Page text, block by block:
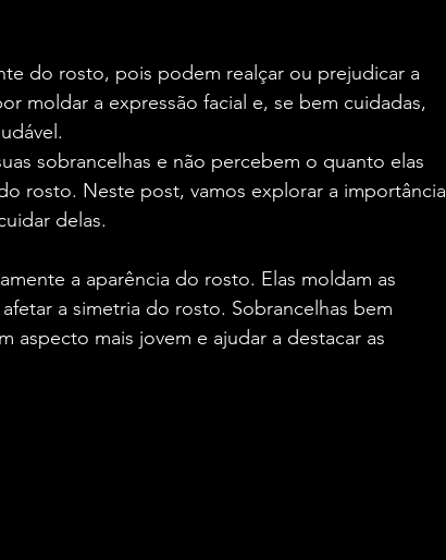
do rosto, pois podem realçar ou prejudicar a
moldar a expressão facial e, se bem cuidadas,
sobrancelhas e não percebem o quanto elas
rosto. Neste post, vamos explorar a importância
delas.
a aparência do rosto. Elas moldam as
a simetria do rosto. Sobrancelhas bem
aspecto mais jovem e ajudar a destacar as